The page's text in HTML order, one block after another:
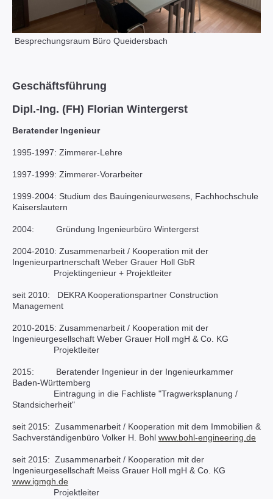
Besprechungsraum Büro Queidersbach
Geschäftsführung
Dipl.-Ing. (FH) Florian Wintergerst
Beratender Ingenieur
1995-1997: Zimmerer-Lehre
1997-1999: Zimmerer-Vorarbeiter
1999-2004: Studium des Bauingenieurwesens, Fachhochschule
Kaiserslautern
2004: Gründung Ingenieurbüro Wintergerst
2004-2010: Zusammenarbeit / Kooperation mit der
Ingenieurpartnerschaft Weber Grauer Holl GbR
Projektingenieur + Projektleiter
seit 2010: DEKRA Kooperationspartner Construction
Management
2010-2015: Zusammenarbeit / Kooperation mit der
Ingenieurgesellschaft Weber Grauer Holl mgH & Co. KG
Projektleiter
2015: Beratender Ingenieur in der Ingenieurkammer
Baden-Württemberg
Eintragung in die Fachliste "Tragwerksplanung /
Standsicherheit"
seit 2015: Zusammenarbeit / Kooperation mit dem Immobilien &
Sachverständigenbüro Volker H. Bohl www.bohl-engineering.de
seit 2015: Zusammenarbeit / Kooperation mit der
Ingenieurgesellschaft Meiss Grauer Holl mgH & Co. KG
www.igmgh.de
Projektleiter